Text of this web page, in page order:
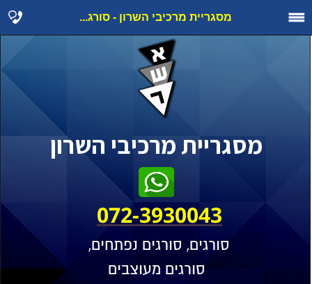
מסגריית מרכיבי השרון - סורג...
072-3930043
מסגריית מרכיבי השרון
סורגים, סורגים נפתחים,
סורגים מעוצבים